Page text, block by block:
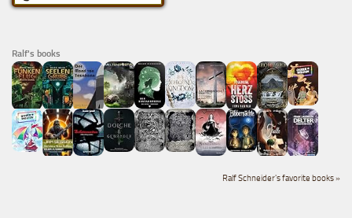
Ralf's books
Ralf Schneider's favorite books »